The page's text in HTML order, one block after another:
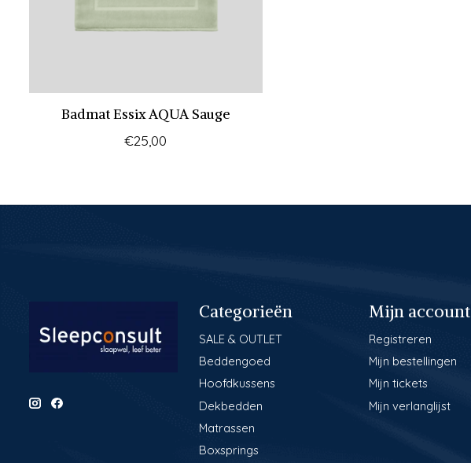
Badmat Essix AQUA Sauge
€25,00
Categorieën
SALE & OUTLET
Beddengoed
Hoofdkussens
Dekbedden
Matrassen
Boxsprings
Mijn account
Registreren
Mijn bestellingen
Mijn tickets
Mijn verlanglijst